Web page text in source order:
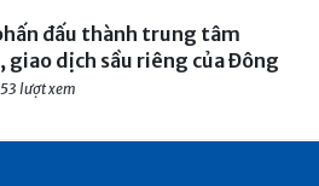
đấu thành trung tâm
giao dịch sầu riêng của Đông
lượt xem